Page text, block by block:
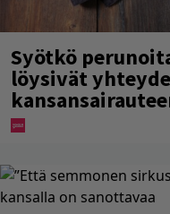
Syötkö
löysivät